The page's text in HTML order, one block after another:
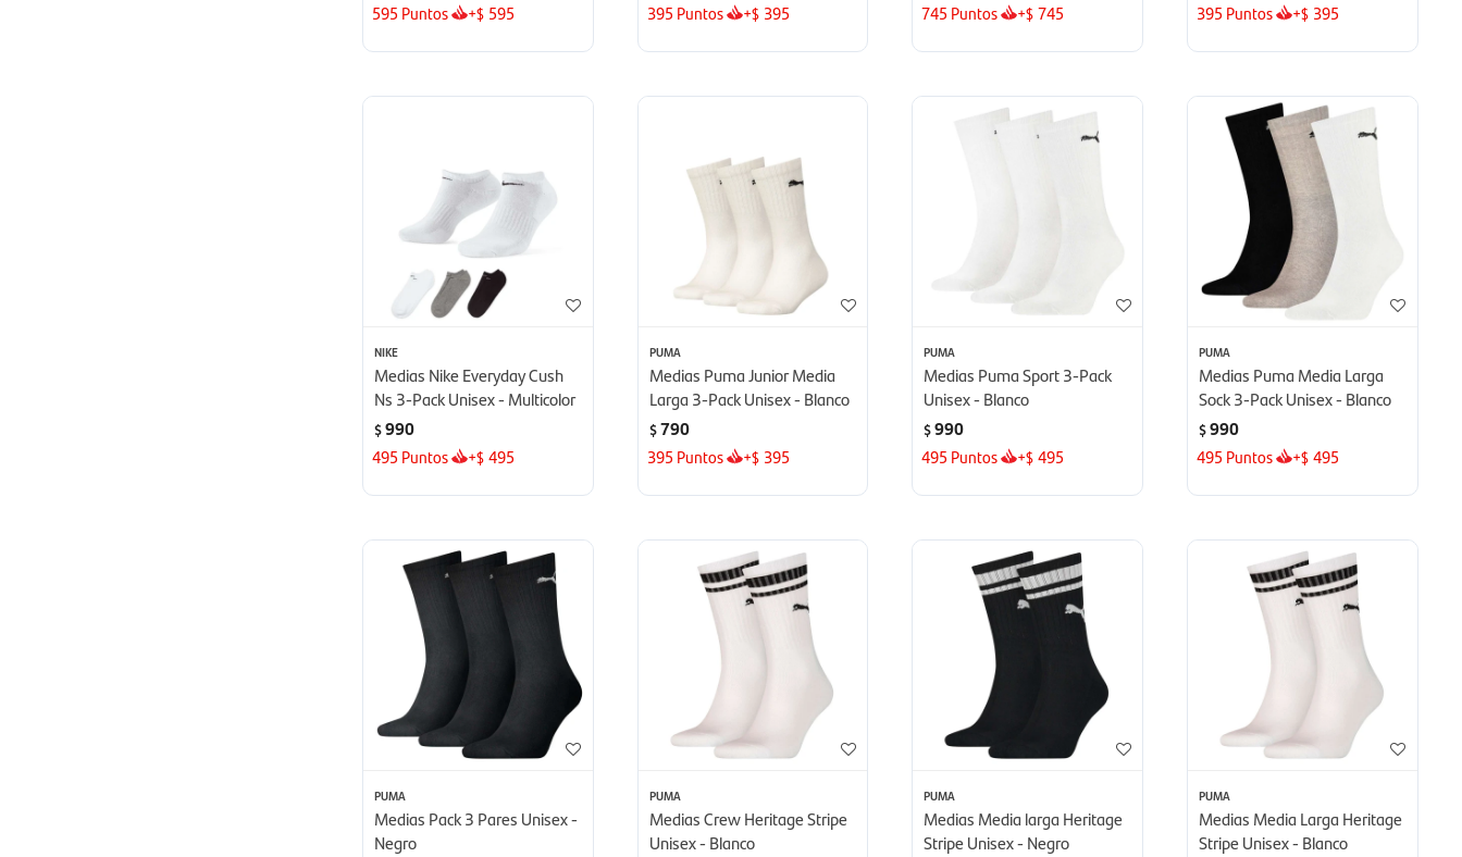
595 Puntos +$ 595 395 Puntos +$ 395 745 Puntos +$ 745 395 Puntos +$ 395
NIKE
Medias Nike Everyday Cush
Ns 3-Pack Unisex - Multicolor
$990
495 Puntos +$ 495
PUMA
Medias Puma Junior Media
Larga 3-Pack Unisex - Blanco
$790
395 Puntos +$ 395
PUMA
Medias Puma Sport 3-Pack
Unisex - Blanco
$990
495 Puntos +$ 495
PUMA
Medias Puma Media Larga
Sock 3-Pack Unisex - Blanco
$990
495 Puntos +$ 495
PUMA
Medias Pack 3 Pares Unisex -
Negro
PUMA
Medias Crew Heritage Stripe
Unisex - Blanco
PUMA
Medias Media larga Heritage
Stripe Unisex - Negro
PUMA
Medias Media Larga Heritage
Stripe Unisex - Blanco